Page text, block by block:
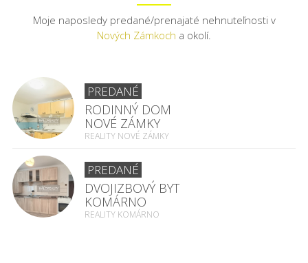
Moje naposledy predané/prenajaté nehnuteľnosti v
Nových Zámkoch a okolí.
PREDANÉ
RODINNÝ DOM
NOVÉ ZÁMKY
REALITY NOVÉ ZÁMKY
PREDANÉ
DVOJIZBOVÝ BYT
KOMÁRNO
REALITY KOMÁRNO